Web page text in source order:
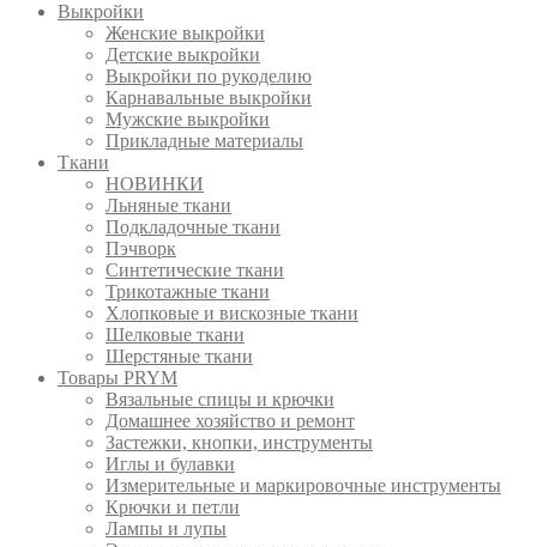
Выкройки
Женские выкройки
Детские выкройки
Выкройки по рукоделию
Карнавальные выкройки
Мужские выкройки
Прикладные материалы
Ткани
НОВИНКИ
Льняные ткани
Подкладочные ткани
Пэчворк
Синтетические ткани
Трикотажные ткани
Хлопковые и вискозные ткани
Шелковые ткани
Шерстяные ткани
Товары PRYM
Вязальные спицы и крючки
Домашнее хозяйство и ремонт
Застежки, кнопки, инструменты
Иглы и булавки
Измерительные и маркировочные инструменты
Крючки и петли
Лампы и лупы